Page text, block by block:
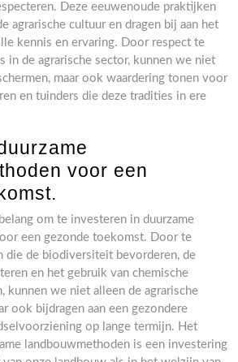
Deze eeuwenoude praktijken
agrarische cultuur en dragen bij aan het
kennis en ervaring. Door respect te
in de agrarische sector, kunnen we niet
maar ook waardering tonen voor
en tuinders die deze tradities in ere
voor een
om te investeren in duurzame
een gezonde toekomst. Door te
die de biodiversiteit bevorderen, de
en het gebruik van chemische
kunnen we niet alleen de agrarische
ook bijdragen aan een gezondere
op lange termijn. Het
landbouwmethoden is een investering